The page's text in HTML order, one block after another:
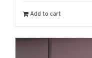
Add to cart